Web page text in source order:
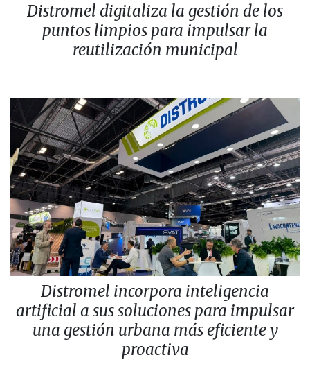
Distromel digitaliza la gestión de los
puntos limpios para impulsar la
reutilización municipal
Distromel incorpora inteligencia
artificial a sus soluciones para impulsar
una gestión urbana más eficiente y
proactiva